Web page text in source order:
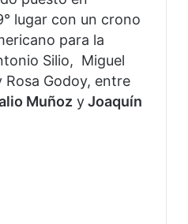
lugar con un crono
para la
Silio, Miguel
Godoy, entre
Muñoz yJoaquín